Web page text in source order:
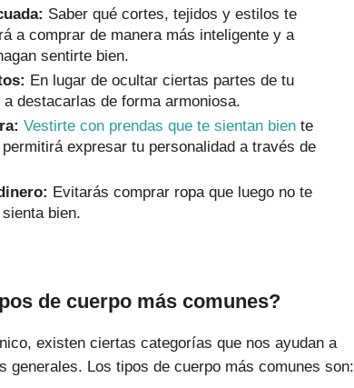
Saber qué cortes, tejidos y estilos te
a comprar de manera más inteligente y a
sentirte bien.
En lugar de ocultar ciertas partes de tu
destacarlas de forma armoniosa.
Vestirte con prendas que te sientan bien te
expresar tu personalidad a través de
Evitarás comprar ropa que luego no te
bien.
de cuerpo más comunes?
existen ciertas categorías que nos ayudan a
generales. Los tipos de cuerpo más comunes son: